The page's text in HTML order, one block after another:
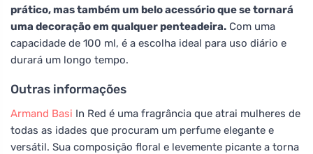
prático, mas também um belo acessório que se tornará
uma decoração em qualquer penteadeira. Com uma
capacidade de 100 ml, é a escolha ideal para uso diário e
durará um longo tempo.
Outras informações
Armand Basi In Red é uma fragrância que atrai mulheres de
todas as idades que procuram um perfume elegante e
versátil. Sua composição floral e levemente picante a torna